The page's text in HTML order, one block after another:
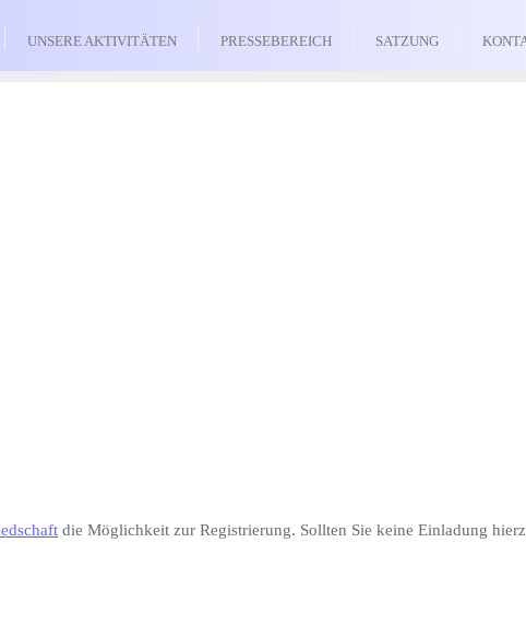
UNSERE AKTIVITÄTEN PRESSEBEREICH SATZUNG
die Möglichkeit zur Registrierung. Sollten Sie keine Einladung